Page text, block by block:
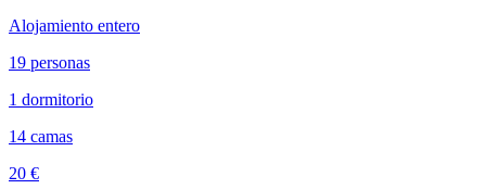
Alojamiento entero
19 personas
1 dormitorio
14 camas
20 €